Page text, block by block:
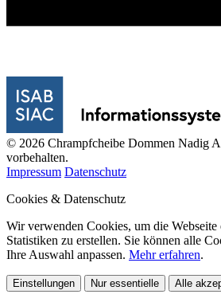
© 2026 Chrampfcheibe Dommen Nadig
vorbehalten.
Impressum Datenschutz
Cookies & Datenschutz
Wir verwenden Cookies, um die Webseite
Statistiken zu erstellen. Sie können alle
Ihre Auswahl anpassen. Mehr erfahren.
Einstellungen Nur essentielle Alle